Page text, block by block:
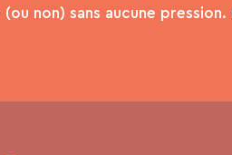
non) sans aucune pression.